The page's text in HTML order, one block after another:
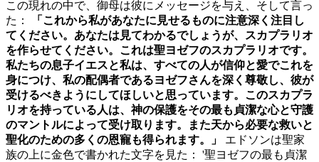
この現れの中で、御母は彼にメッセージを与え、そして言っ
た：
「これから私があなたに見せるものに注意深く注目し
てください。あなたは見てわかるでしょうが、スカプラリオ
を作らせてください。これは聖ヨゼフのスカプラリオです。
私たちの息子イエスと私は、すべての人が信仰と愛でこれを
身につけ、私の配偶者であるヨゼフさんを深く尊敬し、彼が
受けるべきようにしてほしいと思っています。このスカプラ
リオを持っている人は、神の保護をその最も貞潔な心と守護
のマントルによって受け取ります。また天から必要な救いと
聖化のための多くの恩寵も得られます。」 エドソンは聖家
族の上に金色で書かれた文字を見た： '聖ヨゼフの最も貞潔